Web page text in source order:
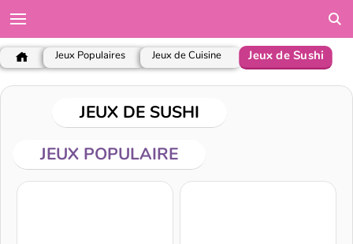
Jeux Populaires Jeux de Cuisine Jeux de Sushi
JEUX DE SUSHI
JEUX POPULAIRE